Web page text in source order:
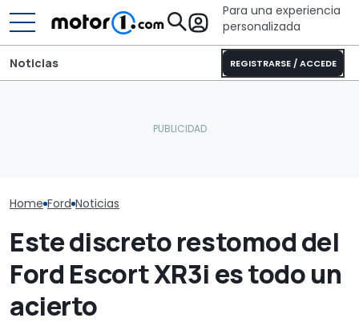
Para una experiencia
personalizada
REGISTRARSE / ACCEDE
Noticias
Home Ford Noticias
Este discreto restomod del
Ford Escort XR3i es todo un
acierto